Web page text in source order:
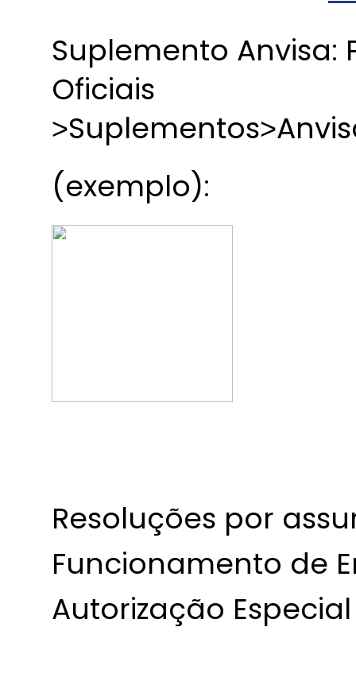
Suplemento Anvisa:
Oficiais
(exemplo):
Resoluções por
Funcionamento de
Autorização